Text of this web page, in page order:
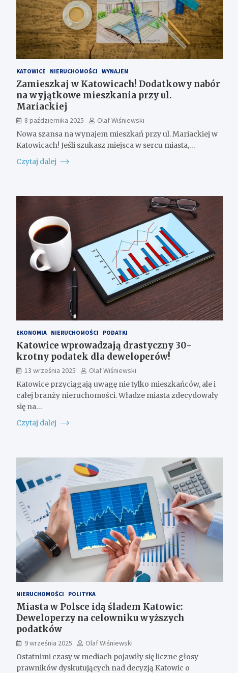
KATOWICE NIERUCHOMOŚCI WYNAJEM
Zamieszkaj w Katowicach! Dodatkowy nabór
na wyjątkowe mieszkania przy ul.
Mariackiej
8 października 2025
Olaf Wiśniewski
Nowa szansa na wynajem mieszkań przy ul. Mariackiej w
Katowicach! Jeśli szukasz miejsca w sercu miasta,…
Czytaj dalej
EKONOMIA NIERUCHOMOŚCI PODATKI
Katowice wprowadzają drastyczny 30-
krotny podatek dla deweloperów!
13 września 2025
Olaf Wiśniewski
Katowice przyciągają uwagę nie tylko mieszkańców, ale i
całej branży nieruchomości. Władze miasta zdecydowały
się na…
Czytaj dalej
NIERUCHOMOŚCI POLITYKA
Miasta w Polsce idą śladem Katowic:
Deweloperzy na celowniku wyższych
podatków
9 września 2025
Olaf Wiśniewski
Ostatnimi czasy w mediach pojawiły się liczne głosy
prawników dyskutujących nad decyzją Katowic o